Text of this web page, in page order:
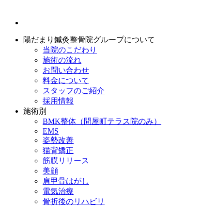
陽だまり鍼灸整骨院グループについて
当院のこだわり
施術の流れ
お問い合わせ
料金について
スタッフのご紹介
採用情報
施術別
BMK整体（問屋町テラス院のみ）
EMS
姿勢改善
猫背矯正
筋膜リリース
美顔
肩甲骨はがし
電気治療
骨折後のリハビリ